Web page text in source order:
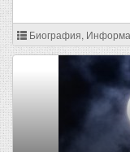
Биография,